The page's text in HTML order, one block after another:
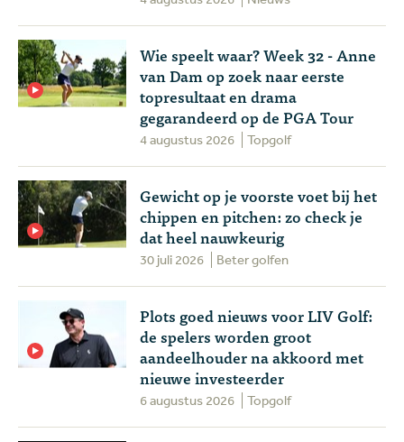
Wie speelt waar? Week 32 - Anne
van Dam op zoek naar eerste
topresultaat en drama
gegarandeerd op de PGA Tour
4 augustus 2026 Topgolf
Gewicht op je voorste voet bij het
chippen en pitchen: zo check je
dat heel nauwkeurig
30 juli 2026 Beter golfen
Plots goed nieuws voor LIV Golf:
de spelers worden groot
aandeelhouder na akkoord met
nieuwe investeerder
6 augustus 2026 Topgolf